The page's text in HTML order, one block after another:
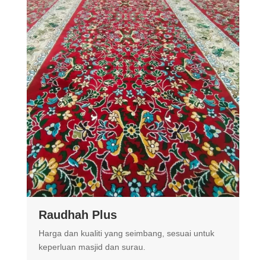
Raudhah Plus
Harga dan kualiti yang seimbang, sesuai untuk
keperluan masjid dan surau.